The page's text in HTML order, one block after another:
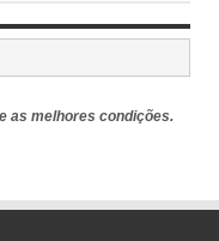
as melhores condições.